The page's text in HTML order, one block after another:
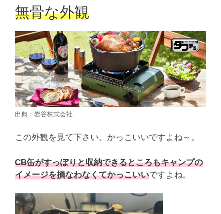
無骨な外観
出典：岩谷株式会社
この外観を見て下さい。かっこいいですよね～。
CB缶がすっぽりと収納できるところもキャンプの
イメージを損なわなくてかっこいいですよね。